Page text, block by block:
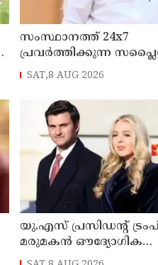
സംസ്ഥാനത്ത് 24x7
പ്രവർത്തിക്കുന്ന
കൺവീനിയന്റ്
ജേക്കബ്ബ്
SAT,8 AUG 2026
യു.എസ് പ്രസിഡന്റ്
മരുമകൻ ഔദ്യോഗിക
സന്ദർശനത്തിനായി